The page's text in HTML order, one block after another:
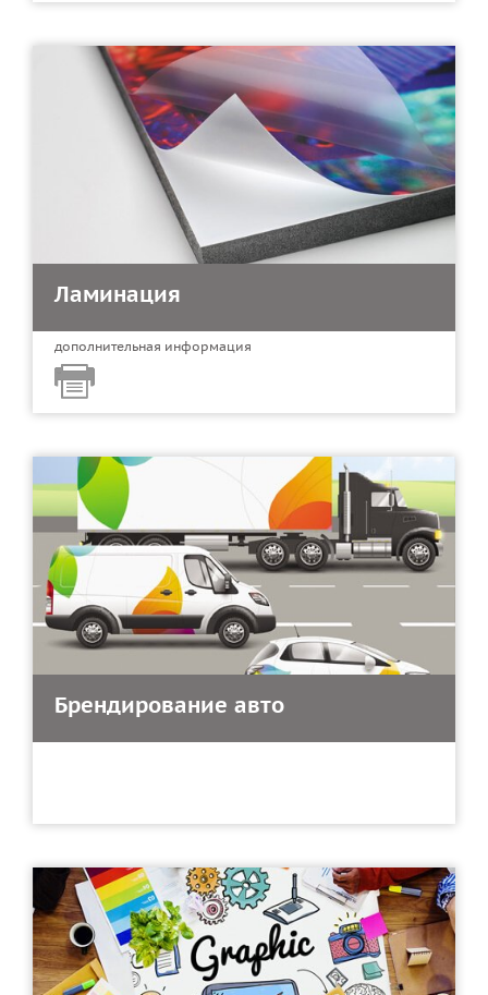
Ламинация
дополнительная информация
Брендирование авто